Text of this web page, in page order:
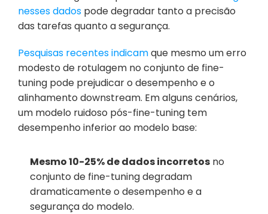
nesses dados pode degradar tanto a precisão
das tarefas quanto a segurança.
Pesquisas recentes indicam que mesmo um erro
modesto de rotulagem no conjunto de fine-
tuning pode prejudicar o desempenho e o
alinhamento downstream. Em alguns cenários,
um modelo ruidoso pós-fine-tuning tem
desempenho inferior ao modelo base:
Mesmo 10-25% de dados incorretos no
conjunto de fine-tuning degradam
dramaticamente o desempenho e a
segurança do modelo.